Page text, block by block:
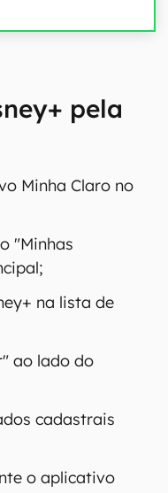
pela
Minha Claro no
"Minhas